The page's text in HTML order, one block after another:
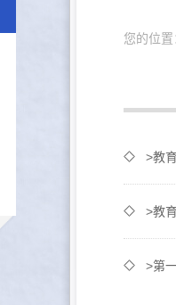
您的位置
>教
>教
>第